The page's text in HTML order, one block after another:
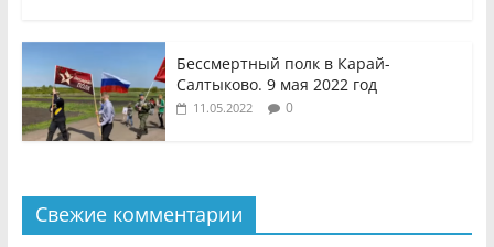
Бессмертный полк в Карай-
Салтыково. 9 мая 2022 год
11.05.2022 0
Свежие комментарии